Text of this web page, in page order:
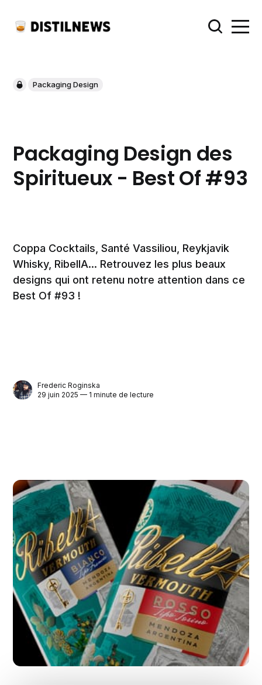
Packaging Design
Packaging Design des
Spiritueux - Best Of #93
Coppa Cocktails, Santé Vassiliou, Reykjavik
Whisky, RibellA... Retrouvez les plus beaux
designs qui ont retenu notre attention dans ce
Best Of #93 !
Frederic Roginska
29 juin 2025 — 1 minute de lecture